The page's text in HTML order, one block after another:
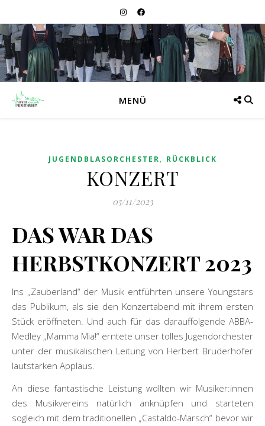
MENÜ
JUGENDBLASORCHESTER, RÜCKBLICK
KONZERT
05/11/2023
DAS WAR DAS
HERBSTKONZERT 2023
Ins „Zauberland“ der Musik entführten unsere Youngstars
das Publikum, als sie den Konzertabend mit ihrem ersten
Stück eröffneten. Und auch für das darauffolgende ABBA-
Medley „Mamma Mia!“ erntete unser tolles Jugendorchester
unter der musikalischen Leitung von Herbert Bruderhofer
lautstarken Applaus.
An diese fantastische Leistung wollten wir Musiker:innen
des Musikvereins natürlich anknüpfen und starteten
sogleich mit dem traditionellen „Castaldo-Marsch“ bevor wir